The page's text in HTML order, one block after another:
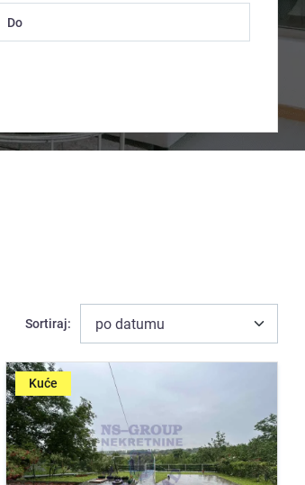
Sortiraj: po datumu
Kuće